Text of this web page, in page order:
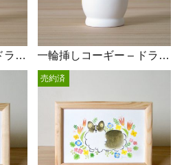
一輪挿しコーギー – ドライフラワー 一輪挿しコーギー – ドライフラワー
売約済